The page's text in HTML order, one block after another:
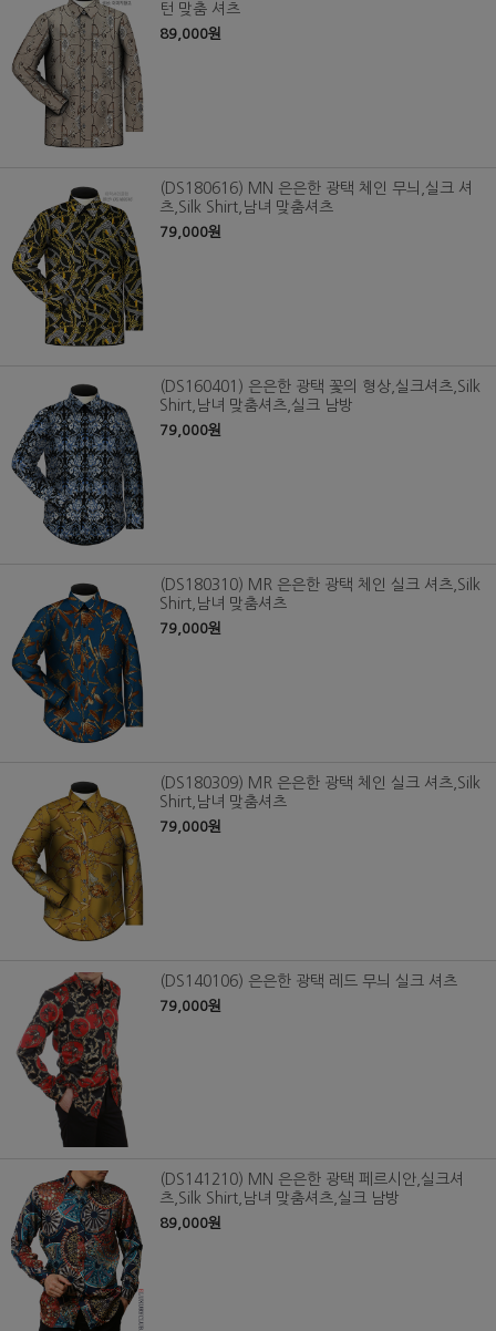
턴 맞춤 셔츠
89,000원
(DS180616) MN 은은한 광택 체인 무늬,실크 셔
츠,Silk Shirt,남녀 맞춤셔츠
79,000원
(DS160401) 은은한 광택 꽃의 형상,실크셔츠,Silk
Shirt,남녀 맞춤셔츠,실크 남방
79,000원
(DS180310) MR 은은한 광택 체인 실크 셔츠,Silk
Shirt,남녀 맞춤셔츠
79,000원
(DS180309) MR 은은한 광택 체인 실크 셔츠,Silk
Shirt,남녀 맞춤셔츠
79,000원
(DS140106) 은은한 광택 레드 무늬 실크 셔츠
79,000원
(DS141210) MN 은은한 광택 페르시안,실크셔
츠,Silk Shirt,남녀 맞춤셔츠,실크 남방
89,000원